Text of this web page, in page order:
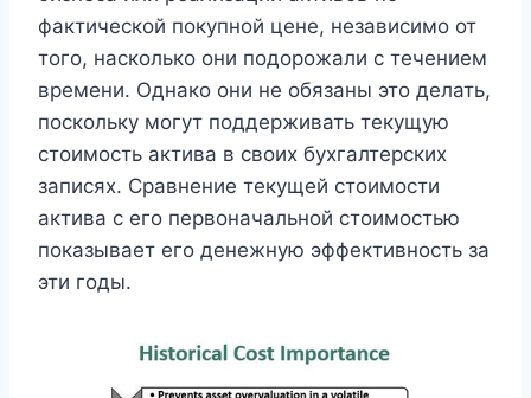
фактической покупной цене, независимо от
того, насколько они подорожали с течением
времени. Однако они не обязаны это делать,
поскольку могут поддерживать текущую
стоимость актива в своих бухгалтерских
записях. Сравнение текущей стоимости
актива с его первоначальной стоимостью
показывает его денежную эффективность за
эти годы.